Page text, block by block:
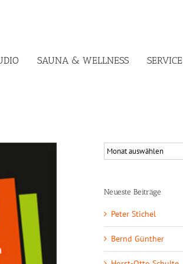
SAUNA & WELLNESS SERVICE
Neueste Beiträge
Peter Stichel
Bernd Günther